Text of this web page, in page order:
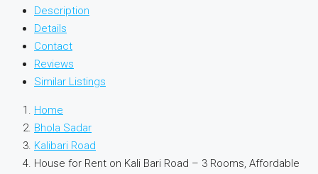
Description
Details
Contact
Reviews
Similar Listings
Home
Bhola Sadar
Kalibari Road
House for Rent on Kali Bari Road – 3 Rooms, Affordable